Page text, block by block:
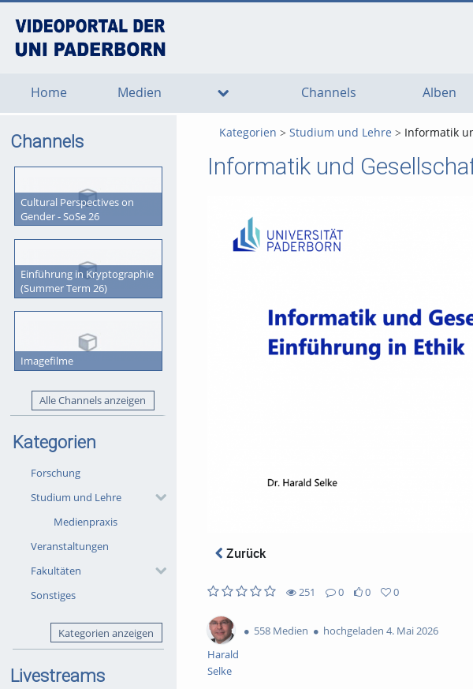
Home Medien Channels Alben
Channels
Cultural Perspectives on
Gender - SoSe 26
Einführung in Kryptographie
(Summer Term 26)
Imagefilme
Alle Channels anzeigen
Kategorien
Forschung
Studium und Lehre
Medienpraxis
Veranstaltungen
Fakultäten
Sonstiges
Kategorien anzeigen
Livestreams
Kategorien Studium und Lehre Informatik
Informatik und
Zurück
251
views
0
Kommentare
0
likes
0
favorites
Harald
Selke
558 Medien hochgeladen 4. Mai 2026